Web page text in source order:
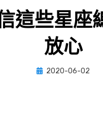
這些星座
放心
by小編
Posted
2020-06-02